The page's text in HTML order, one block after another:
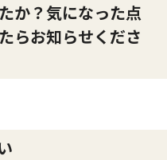
か？気になった点
らお知らせくださ